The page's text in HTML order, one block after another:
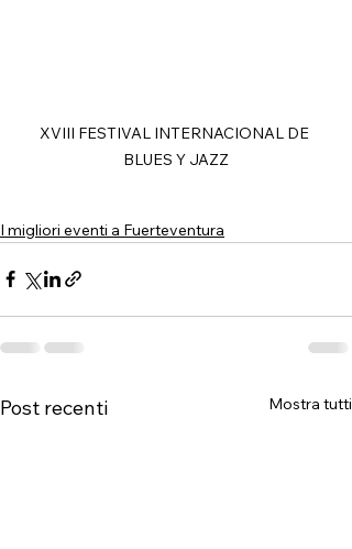
XVIII FESTIVAL INTERNACIONAL DE
BLUES Y JAZZ
I migliori eventi a Fuerteventura
Post recenti Mostra tutti